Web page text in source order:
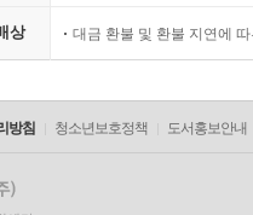
상 대금 환불 및 환불 지연에
방침 청소년보호정책 도서홍보안내